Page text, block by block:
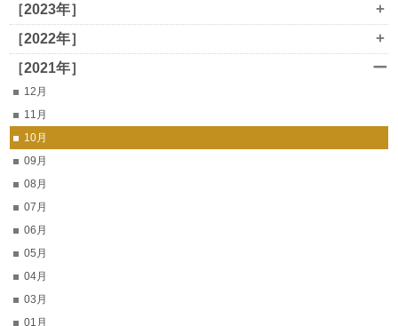
［2023年］ +
［2022年］ +
［2021年］ ー
12月
11月
10月
09月
08月
07月
06月
05月
04月
03月
01月